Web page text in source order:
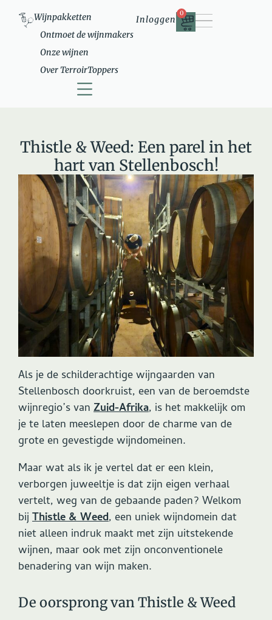
Wijnpakketten
Ontmoet de wijnmakers
Onze wijnen
Over TerroirToppers
Inloggen
0
Thistle & Weed: Een parel in het
hart van Stellenbosch!
Als je de schilderachtige wijngaarden van
Stellenbosch doorkruist, een van de beroemdste
wijnregio’s van Zuid-Afrika, is het makkelijk om
je te laten meeslepen door de charme van de
grote en gevestigde wijndomeinen.
Maar wat als ik je vertel dat er een klein,
verborgen juweeltje is dat zijn eigen verhaal
vertelt, weg van de gebaande paden? Welkom
bij Thistle & Weed, een uniek wijndomein dat
niet alleen indruk maakt met zijn uitstekende
wijnen, maar ook met zijn onconventionele
benadering van wijn maken.
De oorsprong van Thistle & Weed